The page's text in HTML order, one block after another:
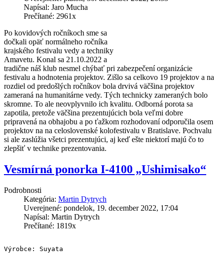
Napísal: Jaro Mucha
Prečítané: 2961x
Po kovidových ročníkoch sme sa
dočkali opäť normálneho ročníka
krajského festivalu vedy a techniky
Amavetu. Konal sa 21.10.2022 a
tradične náš klub nesmel chýbať pri zabezpečení organizácie
festivalu a hodnotenia projektov. Zišlo sa celkovo 19 projektov a na
rozdiel od predošlých ročníkov bola drvivá väčšina projektov
zameraná na humanitárne vedy. Tých technicky zameraných bolo
skromne. To ale neovplyvnilo ich kvalitu. Odborná porota sa
zapotila, pretože väčšina prezentujúcich bola veľmi dobre
pripravená na obhajobu a po ťažkom rozhodovaní odporučila osem
projektov na na celoslovenské kolofestivalu v Bratislave. Pochvalu
si ale zaslúžia všetci prezentujúci, aj keď ešte niektorí majú čo to
zlepšiť v technike prezentovania.
Vesmírná ponorka I-4100 „Ushimisako“
Podrobnosti
Kategória: Martin Dytrych
Uverejnené: pondelok, 19. december 2022, 17:04
Napísal: Martin Dytrych
Prečítané: 1819x